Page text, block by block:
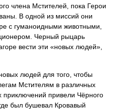
члена Мстителей, пока Герои
В одной из миссий они
с гуманоидными животными,
Черный рыцарь
вести эти «новых людей»,
людей для того, чтобы
Мстителям в различных
приключений привели Чёрного
был бушевал Кровавый